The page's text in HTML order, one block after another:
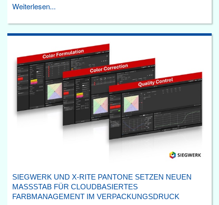
Weiterlesen...
SIEGWERK UND X-RITE PANTONE SETZEN NEUEN
MASSSTAB FÜR CLOUDBASIERTES F
ARBMANAGEMENT IM VERPACKUNGSDRUCK